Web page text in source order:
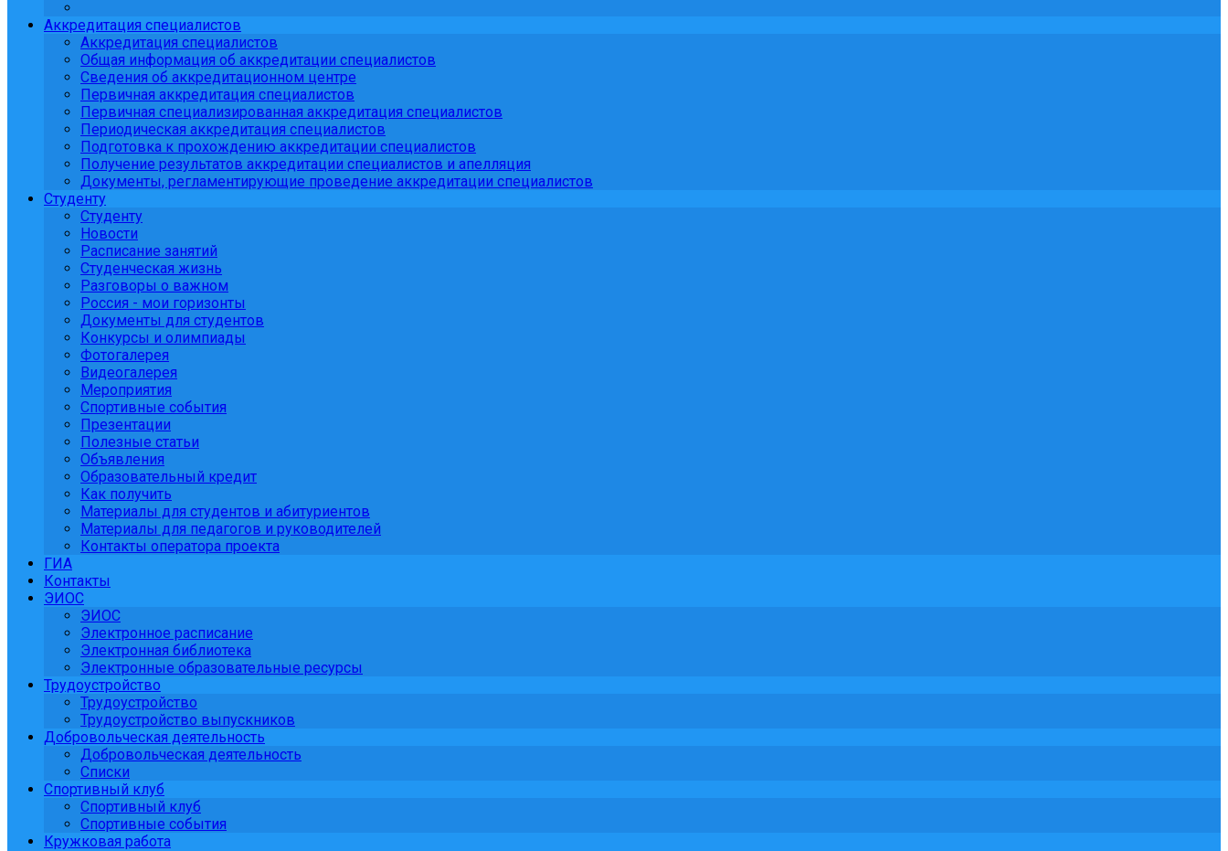
Аккредитация специалистов
Аккредитация специалистов
Общая информация об аккредитации специалистов
Сведения об аккредитационном центре
Первичная аккредитация специалистов
Первичная специализированная аккредитация специалистов
Периодическая аккредитация специалистов
Подготовка к прохождению аккредитации специалистов
Получение результатов аккредитации специалистов и апелляция
Документы, регламентирующие проведение аккредитации специалистов
Студенту
Студенту
Новости
Расписание занятий
Студенческая жизнь
Разговоры о важном
Россия - мои горизонты
Документы для студентов
Конкурсы и олимпиады
Фотогалерея
Видеогалерея
Мероприятия
Спортивные события
Презентации
Полезные статьи
Объявления
Образовательный кредит
Как получить
Материалы для студентов и абитуриентов
Материалы для педагогов и руководителей
Контакты оператора проекта
ГИА
Контакты
ЭИОС
ЭИОС
Электронное расписание
Электронная библиотека
Электронные образовательные ресурсы
Трудоустройство
Трудоустройство
Трудоустройство выпускников
Добровольческая деятельность
Добровольческая деятельность
Списки
Спортивный клуб
Спортивный клуб
Спортивные события
Кружковая работа